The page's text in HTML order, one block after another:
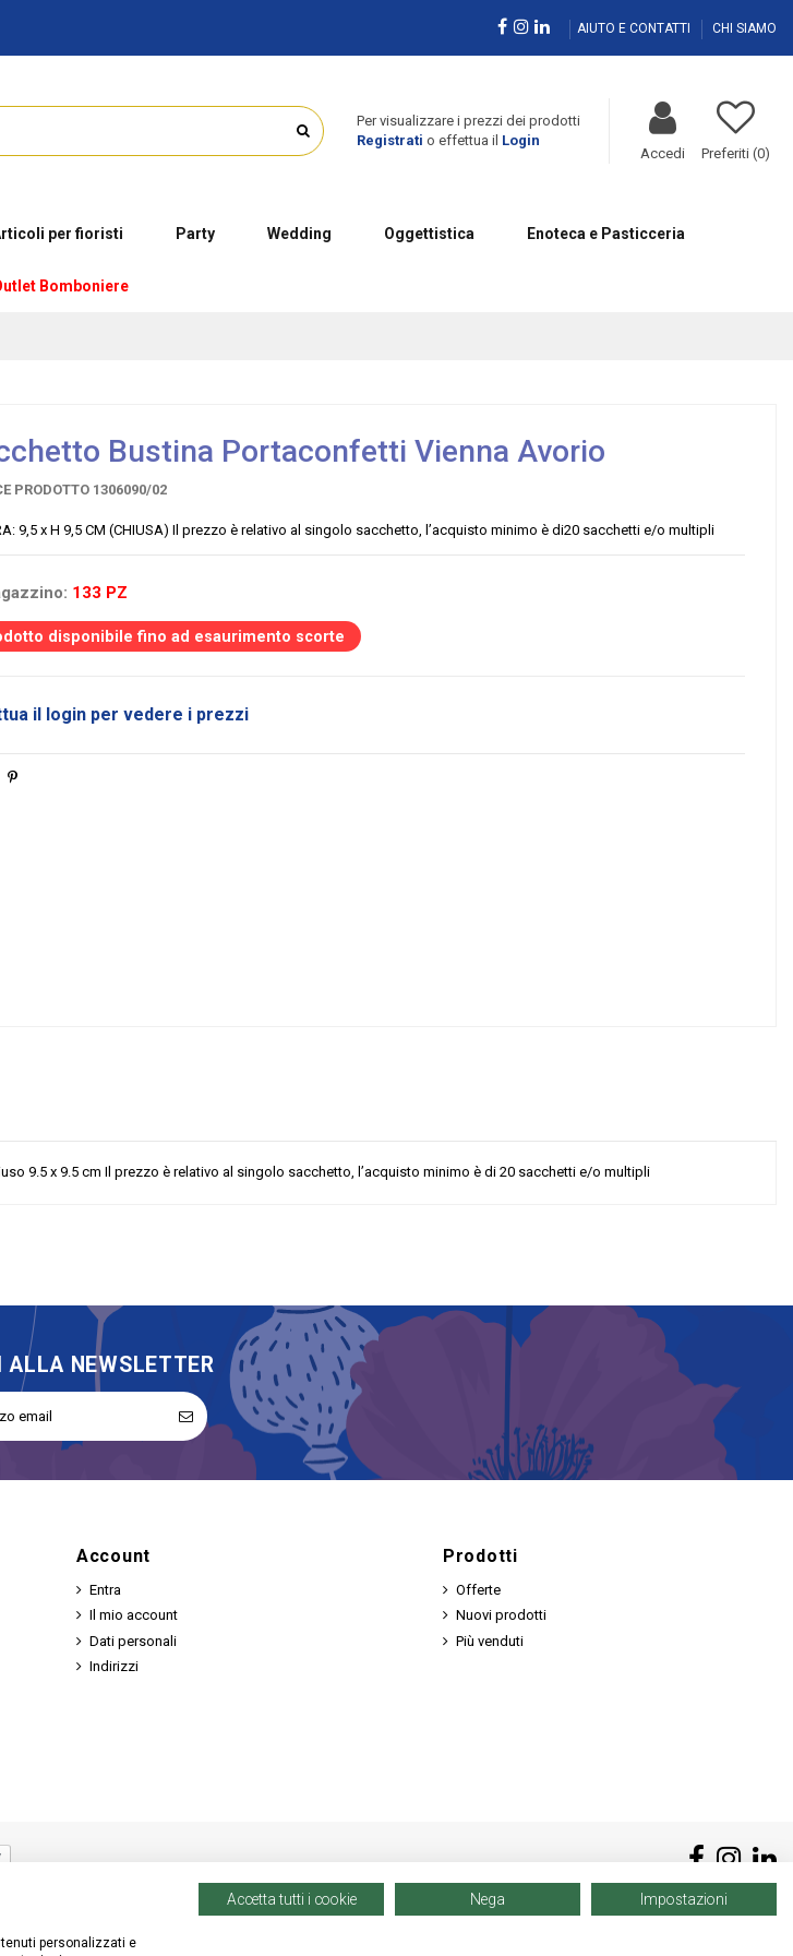
AIUTO E CONTATTI CHI SIAMO
Per visualizzare i prezzi dei prodotti
Registrati o effettua il Login
Accedi Preferiti (0)
per fioristi Party Wedding Oggettistica Enoteca e Pasticceria
Bomboniere
Bustina Portaconfetti Vienna Avorio
PRODOTTO 1306090/02
9,5 x H 9,5 CM (CHIUSA) Il prezzo è relativo al singolo sacchetto, l’acquisto minimo è di20 sacchetti e/o multipli
133 PZ
disponibile fino ad esaurimento scorte
il login per vedere i prezzi
9.5 x 9.5 cm Il prezzo è relativo al singolo sacchetto, l’acquisto minimo è di 20 sacchetti e/o multipli
Sacchetti
ALLA NEWSLETTER
Account
Entra
Il mio account
Dati personali
Indirizzi
Prodotti
Offerte
Nuovi prodotti
Più venduti
personalizzati e
Accetta tutti i cookie Nega Impostazioni